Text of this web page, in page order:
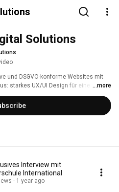
Solutions
und DSGVO-konforme Websites mit
starkes UX/UI Design für eine
Unsere Leistungen umfassen
Typografiekonzepte sowie SEO und
Mit Green Hosting setzen
...more
Interview mit
International
1 year ago